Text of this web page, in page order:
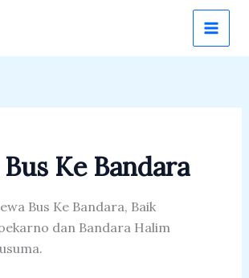
Ke Bandara
Bus Ke Bandara, Baik
dan Bandara Halim